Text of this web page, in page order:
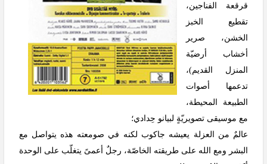
قرقعة الفناجين،
تقطيع الخبز
الخشن، صرير
أخشاب أرضيّة
المنزل القديم)،
تدعمها أصوات
الطبيعة المحيطة،
مع موسيقى تصويريّةٍ لبيانو حِدادي؛
عالمٌ من العزلة يعيشه جاكوب لكنه في صومعته هذه يتواصل مع
البشر ومع الله على طريقته الخاصّة، رجلٌ أعمىً يتغلّب على الوحدة